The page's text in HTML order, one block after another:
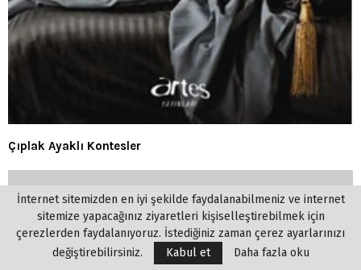
Çıplak Ayaklı Kontesler
İnternet sitemizden en iyi şekilde faydalanabilmeniz ve internet
sitemize yapacağınız ziyaretleri kişiselleştirebilmek için
çerezlerden faydalanıyoruz. İstediğiniz zaman çerez ayarlarınızı
değiştirebilirsiniz.
Kabul et Daha fazla oku